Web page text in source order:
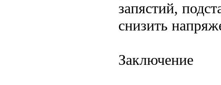
запястий,
снизить
Заключение